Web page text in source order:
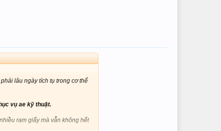
lâu ngày tích tụ trong cơ thể
vụ ae kỹ thuật.
ram giấy mà vẫn không hết